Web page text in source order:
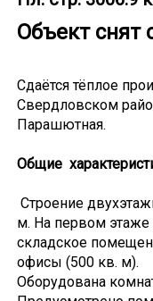
Объект снят
Сдаётся тёплое
Свердловском
Парашютная.
Общие
Строение
м. На первом этаже
складское
офисы (500 кв. м).
Оборудована